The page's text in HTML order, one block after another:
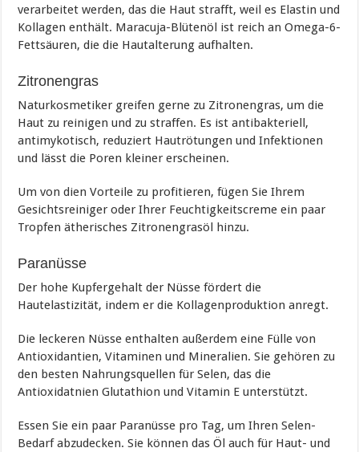
verarbeitet werden, das die Haut strafft, weil es Elastin und
Kollagen enthält. Maracuja-Blütenöl ist reich an Omega-6-
Fettsäuren, die die Hautalterung aufhalten.
Zitronengras
Naturkosmetiker greifen gerne zu Zitronengras, um die
Haut zu reinigen und zu straffen. Es ist antibakteriell,
antimykotisch, reduziert Hautrötungen und Infektionen
und lässt die Poren kleiner erscheinen.
Um von dien Vorteile zu profitieren, fügen Sie Ihrem
Gesichtsreiniger oder Ihrer Feuchtigkeitscreme ein paar
Tropfen ätherisches Zitronengrasöl hinzu.
Paranüsse
Der hohe Kupfergehalt der Nüsse fördert die
Hautelastizität, indem er die Kollagenproduktion anregt.
Die leckeren Nüsse enthalten außerdem eine Fülle von
Antioxidantien, Vitaminen und Mineralien. Sie gehören zu
den besten Nahrungsquellen für Selen, das die
Antioxidatnien Glutathion und Vitamin E unterstützt.
Essen Sie ein paar Paranüsse pro Tag, um Ihren Selen-
Bedarf abzudecken. Sie können das Öl auch für Haut- und